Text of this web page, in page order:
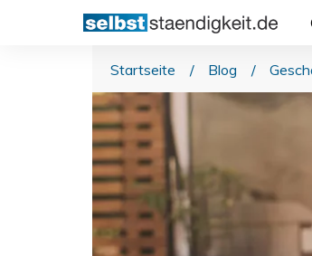
Startseite / Blog /